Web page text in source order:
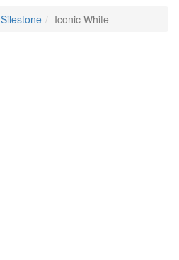
Silestone Iconic White